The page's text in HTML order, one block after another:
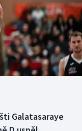
Galatasaraye